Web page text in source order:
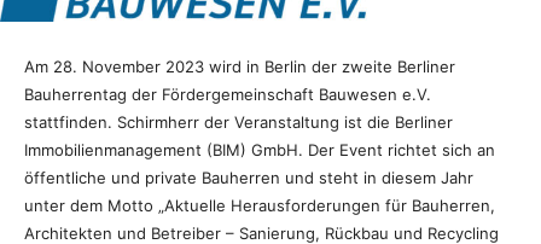
Am 28. November 2023 wird in Berlin der zweite Berliner
Bauherrentag der Fördergemeinschaft Bauwesen e.V.
stattfinden. Schirmherr der Veranstaltung ist die Berliner
Immobilienmanagement (BIM) GmbH. Der Event richtet sich an
öffentliche und private Bauherren und steht in diesem Jahr
unter dem Motto „Aktuelle Herausforderungen für Bauherren,
Architekten und Betreiber – Sanierung, Rückbau und Recycling